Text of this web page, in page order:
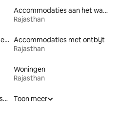
Accommodaties aan het water
Rajasthan
Accommodaties met bedden op toegankelijke hoogte Accommodaties met ontbijt
Rajasthan
Woningen
Rajasthan
Accommodaties nabij een strand
Toon meer